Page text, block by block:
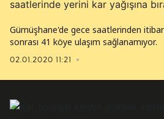
02.01.2020 11:21
Gümüşhane'de gece saatlerinden
sonrası 41 köye ulaşım sağlanamıyor.